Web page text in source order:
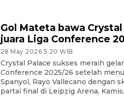
Gol Mateta bawa
juara Liga Conference
28 May 2026 5:20 WIB
Crystal Palace sukses meraih
Conference 2025/26 setelah
Spanyol, Rayo Vallecano dengan
partai final di Leipzig Arena, Kamis.